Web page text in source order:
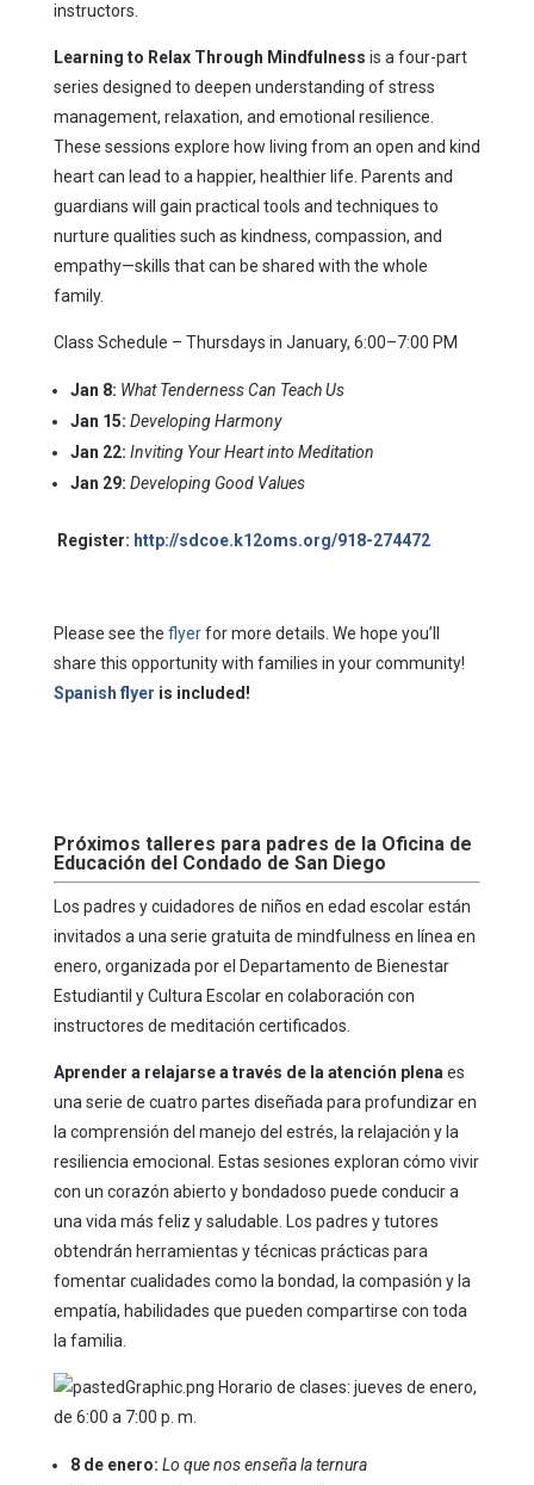
instructors.
Learning to Relax Through Mindfulness is a four-part
series designed to deepen understanding of stress
management, relaxation, and emotional resilience.
These sessions explore how living from an open and kind
heart can lead to a happier, healthier life. Parents and
guardians will gain practical tools and techniques to
nurture qualities such as kindness, compassion, and
empathy—skills that can be shared with the whole
family.
Class Schedule – Thursdays in January, 6:00–7:00 PM
Jan 8: What Tenderness Can Teach Us
Jan 15: Developing Harmony
Jan 22: Inviting Your Heart into Meditation
Jan 29: Developing Good Values
Register: http://sdcoe.k12oms.org/918-274472
Please see the flyerfor more details. We hope you’ll
share this opportunity with families in your community!
Spanish flyer is included!
Próximos talleres para padres de la Oficina de
Educación del Condado de San Diego
Los padres y cuidadores de niños en edad escolar están
invitados a una serie gratuita de mindfulness en línea en
enero, organizada por el Departamento de Bienestar
Estudiantil y Cultura Escolar en colaboración con
instructores de meditación certificados.
Aprender a relajarse a través de la atención plenaes
una serie de cuatro partes diseñada para profundizar en
la comprensión del manejo del estrés, la relajación y la
resiliencia emocional. Estas sesiones exploran cómo vivir
con un corazón abierto y bondadoso puede conducir a
una vida más feliz y saludable. Los padres y tutores
obtendrán herramientas y técnicas prácticas para
fomentar cualidades como la bondad, la compasión y la
empatía, habilidades que pueden compartirse con toda
la familia.
Horario de clases: jueves de enero,
de 6:00 a 7:00 p. m.
8 de enero: Lo que nos enseña la ternura